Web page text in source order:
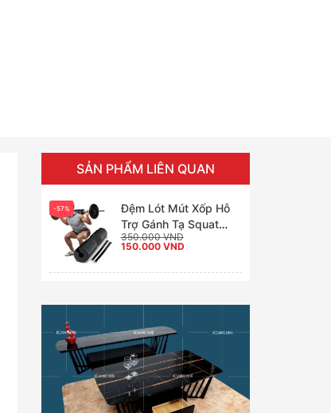
SẢN PHẨM LIÊN QUAN
-57%
Đệm Lót Mút Xốp Hỗ
Trợ Gánh Tạ Squat
Barbell Pad Valeo
350.000VND
Giá
gốc
350.000 VND.
150.000 VNDGiá
là: